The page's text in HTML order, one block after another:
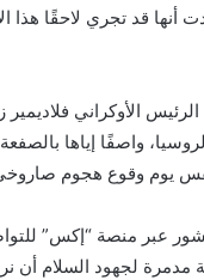
أنها قد تجري لاحقًا
الأوكراني فلاديمير
واصفًا إياها
يوم وقوع هجوم
عبر منصة “إكس”
مدمرة لجهود السلام أن